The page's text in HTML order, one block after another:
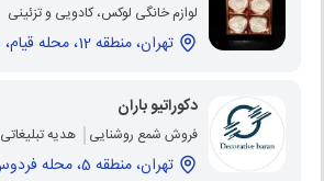
لوازم خانگی لوکس، کادویی و تزئینی
تهران، منطقه 12، محله قیام، شوش
دکوراتیو باران
فروش شمع روشنایی هدیه تبلیغاتی
تهران، منطقه 5، محله فردوس، بلوار فردوس شرق